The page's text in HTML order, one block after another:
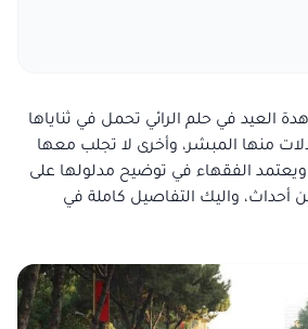
العيد في حلم الرائي تحمل في ثناياها
منها المبشر، وأخرى لا تجلب معها
الفقهاء في توضيح مدلولها على
واليك التفاصيل كاملة في